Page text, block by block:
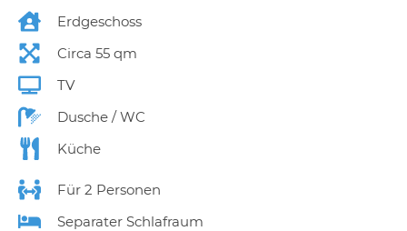
Erdgeschoss
Circa 55 qm
TV
Dusche / WC
Küche
Für 2 Personen
Separater Schlafraum